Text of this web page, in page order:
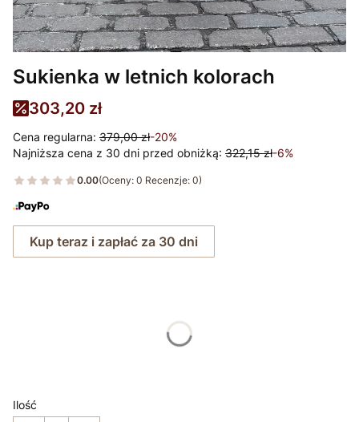
Sukienka w letnich kolorach
303,20 zł
Cena regularna: 379,00 zł-20%
Najniższa cena z 30 dni przed obniżką: 322,15 zł-6%
0.00(Oceny: 0 Recenzje: 0)
Kup teraz i zapłać za 30 dni
Ilość